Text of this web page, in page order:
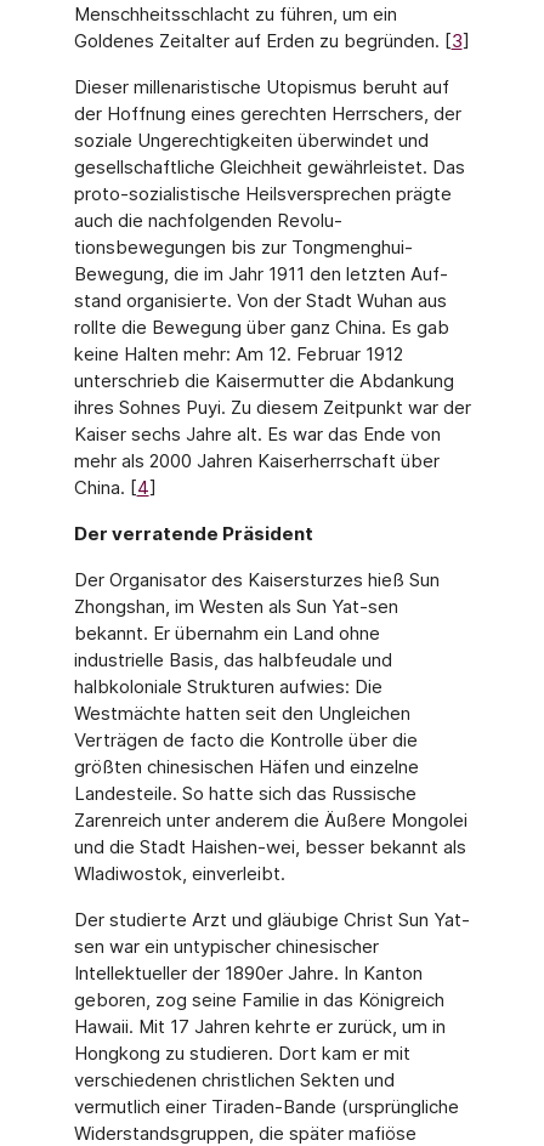
Menschheitsschlacht zu führen, um ein
Goldenes Zeitalter auf Erden zu begründen. [3]
Dieser millenaristische Utopismus beruht auf
der Hoffnung eines gerechten Herrschers, der
soziale Ungerechtigkeiten überwindet und
gesellschaftliche Gleichheit gewährleis­tet. Das
proto-sozialistische Heilsversprechen prägte
auch die nachfolgenden Revolu­
tionsbewegungen bis zur Tongmenghui-
Bewegung, die im Jahr 1911 den letzten Auf­
stand organisierte. Von der Stadt Wuhan aus
rollte die Bewegung über ganz China. Es gab
keine Halten mehr: Am 12. Februar 1912
unterschrieb die Kaisermutter die Abdan­kung
ihres Sohnes Puyi. Zu diesem Zeitpunkt war der
Kaiser sechs Jahre alt. Es war das Ende von
mehr als 2000 Jahren Kaiserherrschaft über
China. [4]
Der verratende Präsident
Der Organisator des Kaisersturzes hieß Sun
Zhongshan, im Westen als Sun Yat-sen
bekannt. Er übernahm ein Land ohne
industrielle Basis, das halbfeudale und
halbkolo­niale Strukturen aufwies: Die
Westmächte hatten seit den Ungleichen
Verträgen de facto die Kontrolle über die
größten chinesischen Häfen und einzelne
Landesteile. So hatte sich das Russische
Zarenreich unter anderem die Äußere Mongolei
und die Stadt Haishen-wei, besser bekannt als
Wladiwostok, einverleibt.
Der studierte Arzt und gläubige Christ Sun Yat-
sen war ein untypischer chinesischer
Intellektueller der 1890er Jahre. In Kanton
geboren, zog seine Familie in das Königreich
Hawaii. Mit 17 Jahren kehrte er zurück, um in
Hongkong zu studieren. Dort kam er mit
verschiedenen christlichen Sekten und
vermutlich einer Tiraden-Bande (ursprüngliche
Widerstandsgruppen, die später mafiöse